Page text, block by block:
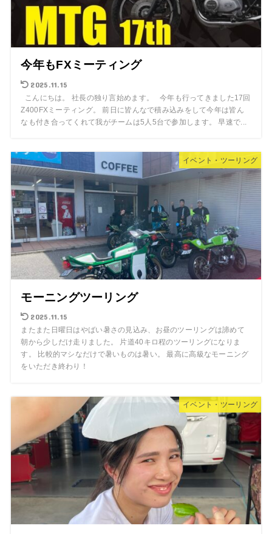
今年もFXミーティング
2025.11.15
こんにちは。 社長の独り言始めます。 今年も行ってきました17回
Z400FXミーティング。 前日に皆んなで積み込みをして今年は皆ん
なも付き合ってくれて我がチームは5人5台で参加します。 早速で...
イベント・ツーリング
モーニングツーリング
2025.11.15
またまた日曜日はやばい暑さの見込み、お昼のツーリングは諦めて
朝から少しだけ走りました。 片道40キロ程のツーリングになりま
す。 比較的マシなだけで暑いものは暑い。 最高に高級なモーニング
をいただき終わり！
イベント・ツーリング